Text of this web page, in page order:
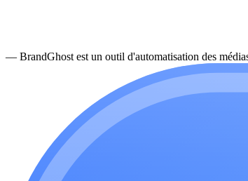
— BrandGhost est un outil d'automatisation des